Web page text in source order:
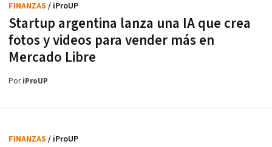
Startup argentina lanza una IA que crea
fotos y videos para vender más en
Mercado Libre
FINANZAS / iProUP
PoriProUP
FINANZAS / iProUP